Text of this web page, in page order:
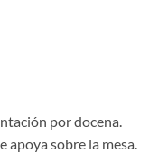
por docena.
apoya sobre la mesa.